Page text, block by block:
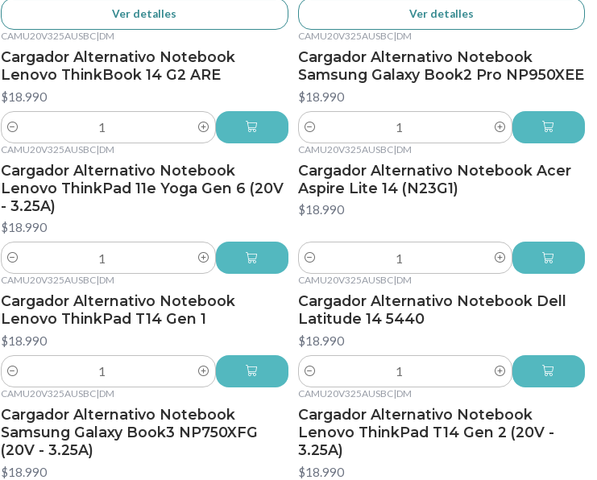
Ver detalles Ver detalles
CAMU20V325AUSBC|DM
Cargador Alternativo Notebook
Lenovo ThinkBook 14 G2 ARE
$18.990
Cantidad
CAMU20V325AUSBC|DM
Cargador Alternativo Notebook
Samsung Galaxy Book2 Pro NP950XEE
$18.990
Cantidad
CAMU20V325AUSBC|DM
Cargador Alternativo Notebook
Lenovo ThinkPad 11e Yoga Gen 6 (20V
- 3.25A)
$18.990
Cantidad
CAMU20V325AUSBC|DM
Cargador Alternativo Notebook Acer
Aspire Lite 14 (N23G1)
$18.990
Cantidad
CAMU20V325AUSBC|DM
Cargador Alternativo Notebook
Lenovo ThinkPad T14 Gen 1
$18.990
Cantidad
CAMU20V325AUSBC|DM
Cargador Alternativo Notebook Dell
Latitude 14 5440
$18.990
Cantidad
CAMU20V325AUSBC|DM
Cargador Alternativo Notebook
Samsung Galaxy Book3 NP750XFG
(20V - 3.25A)
$18.990
CAMU20V325AUSBC|DM
Cargador Alternativo Notebook
Lenovo ThinkPad T14 Gen 2 (20V -
3.25A)
$18.990